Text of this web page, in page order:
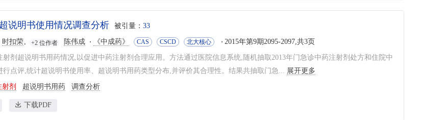
说明书使用情况调查分析 被引量： 33
时扣荣 +2 位作者 陈伟成 《中成药》 CAS CSCD 北大核心 2015年第9期2095-2097,共3页
射剂超说明书用药情况,以促进中药注射剂合理应用。方法通过医院信息系统,随机抽取2013年门急诊中药注射剂处方和住院中
行点评,统计超说明书使用率、超说明书用药类型分布,并评价其合理性。结果共抽取门急... 展开更多
射剂 超说明书用药 调查分析
下载PDF